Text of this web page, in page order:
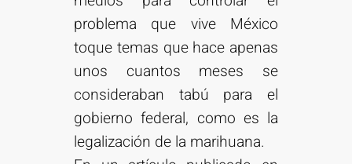
problema que vive México
toque temas que hace apenas
unos cuantos meses se
consideraban tabú para el
gobierno federal, como es la
legalización de la marihuana.